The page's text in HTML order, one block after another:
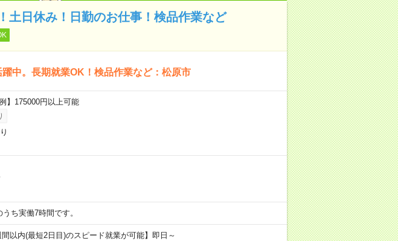
土日休み！日勤のお仕事！検品作業など
中。長期就業OK！検品作業など：松原市
】175000円以上可能
ち実働7時間です。
以内(最短2日目)のスピード就業が可能】即日～